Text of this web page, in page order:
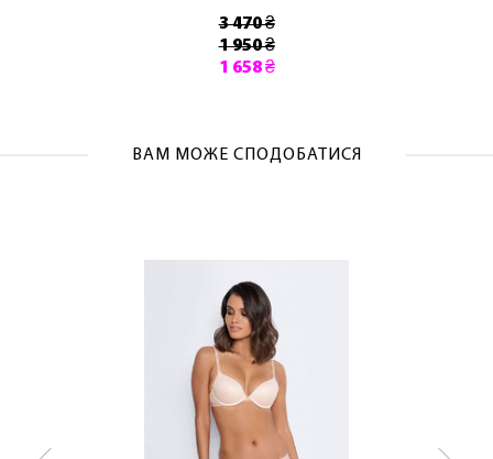
3 470 ₴
1 950 ₴
1 658 ₴
ВАМ МОЖЕ СПОДОБАТИСЯ